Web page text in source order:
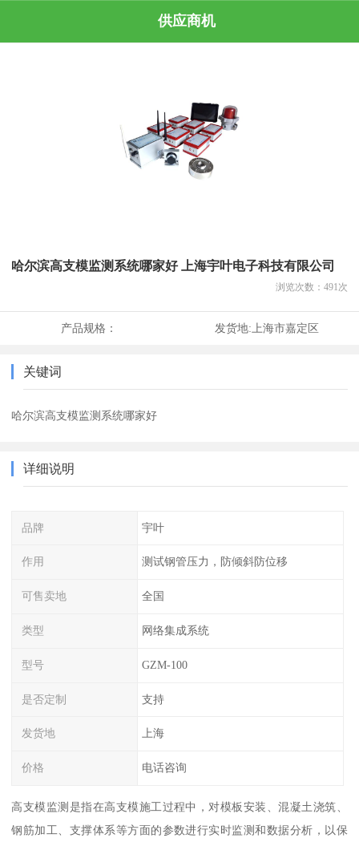
供应商机
哈尔滨高支模监测系统哪家好 上海宇叶电子科技有限公司
浏览次数： 491 次
产品规格： 发货地:上海市嘉定区
关键词
哈尔滨高支模监测系统哪家好
详细说明
品牌 宇叶
作用 测试钢管压力，防倾斜防位移
可售卖地 全国
类型 网络集成系统
型号 GZM-100
是否定制 支持
发货地 上海
价格 电话咨询
高支模监测是指在高支模施工过程中，对模板安装、混凝土浇筑、
钢筋加工、支撑体系等方面的参数进行实时监测和数据分析，以保